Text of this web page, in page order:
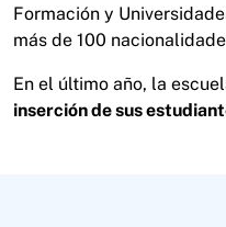
Formación y
más de 100
En el último año, la
inserción de sus